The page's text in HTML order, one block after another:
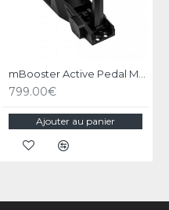
799.00€
Ajouter au panier